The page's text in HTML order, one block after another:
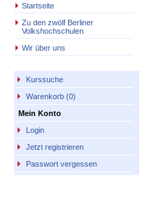
Startseite
Zu den zwölf Berliner
Volkshochschulen
Wir über uns
Kurssuche
Warenkorb (0)
Mein Konto
Login
Jetzt registrieren
Passwort vergessen